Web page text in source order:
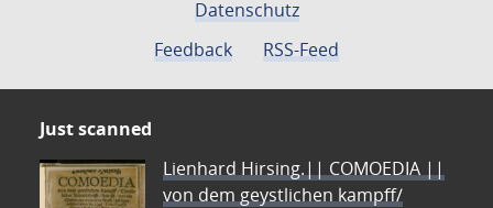
Datenschutz
Feedback
RSS-Feed
Just scanned
Lienhard Hirsing.|| COMOEDIA ||
von dem geystlichen kampff/